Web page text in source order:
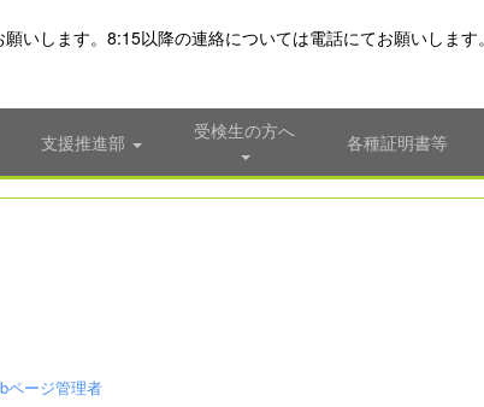
いします。8:15以降の連絡については電話にてお願いします。
支援推進部 受検生の方へ 各種証明書等
ページ管理者